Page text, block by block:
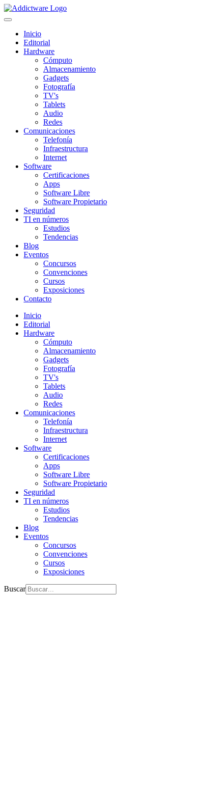
Inicio
Editorial
Hardware
Cómputo
Almacenamiento
Gadgets
Fotografía
TV's
Tablets
Audio
Redes
Comunicaciones
Telefonía
Infraestructura
Internet
Software
Certificaciones
Apps
Software Libre
Software Propietario
Seguridad
TI en números
Estudios
Tendencias
Blog
Eventos
Concursos
Convenciones
Cursos
Exposiciones
Contacto
Inicio
Editorial
Hardware
Cómputo
Almacenamiento
Gadgets
Fotografía
TV's
Tablets
Audio
Redes
Comunicaciones
Telefonía
Infraestructura
Internet
Software
Certificaciones
Apps
Software Libre
Software Propietario
Seguridad
TI en números
Estudios
Tendencias
Blog
Eventos
Concursos
Convenciones
Cursos
Exposiciones
Buscar